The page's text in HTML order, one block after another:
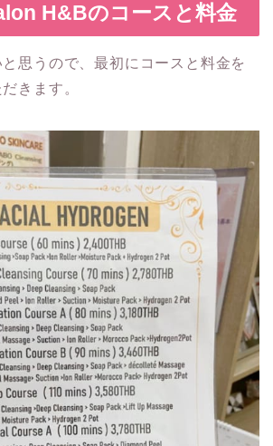
H&Bのコースと料金
思うので、最初にコースと料金を
きます。